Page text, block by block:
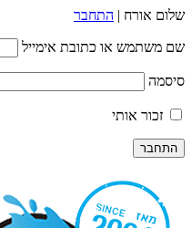
שלום אורח | התחבר
שם משתמש או כתובת אימייל
סיסמה
זכור אותי